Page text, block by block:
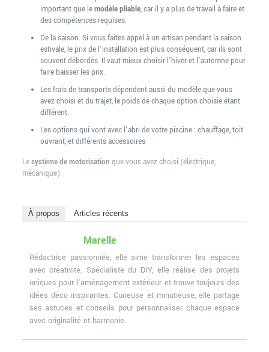
important que lemodèle pliable, car il y a plus de travail à faire et
des compétences requises.
De la saison. Si vous faites appel à un artisan pendant la saison
estivale, le prix de l’installation est plus conséquent, car ils sont
souvent débordés. Il vaut mieux choisir l’hiver et l’automne pour
faire baisser les prix.
Les frais de transports dépendent aussi du modèle que vous
avez choisi et du trajet, le poids de chaque option choisie étant
différent.
Les options qui vont avec l’abri de votre piscine : chauffage, toit
ouvrant, et différents accessoires
Lesystème de motorisation que vous avez choisi (électrique,
mécanique).
À propos Articles récents
Marelle
Rédactrice passionnée, elle aime transformer les espaces
avec créativité. Spécialiste du DIY, elle réalise des projets
uniques pour l'aménagement extérieur et trouve toujours des
idées déco inspirantes. Curieuse et minutieuse, elle partage
ses astuces et conseils pour personnaliser chaque espace
avec originalité et harmonie.